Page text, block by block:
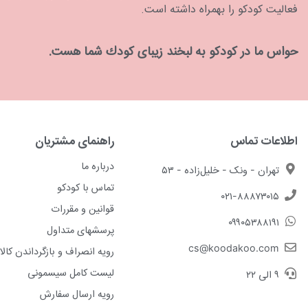
کیسه
کیسه
دادن
پلاستیکی
آن بسیار
خرید
فعالیت کودکو را بهمراه داشته است.
حواس ما در كودكو به لبخند زیبای كودك شما هست.
اطلاعات تماس
تهران - ونک - خلیل‌زاده - ۵۳
۰۲۱-۸۸۸۷۳۰۱۵
۰۹۹۰۵۳۸۸۱۹۱
cs@koodakoo.com
۹ الی ۲۲
راهنمای مشتریان
درباره ما
تماس با کودکو
قوانین و مقررات
پرسشهای متداول
رویه انصراف و بازگرداندن کالا
لیست کامل سیسمونی
رویه ارسال سفارش